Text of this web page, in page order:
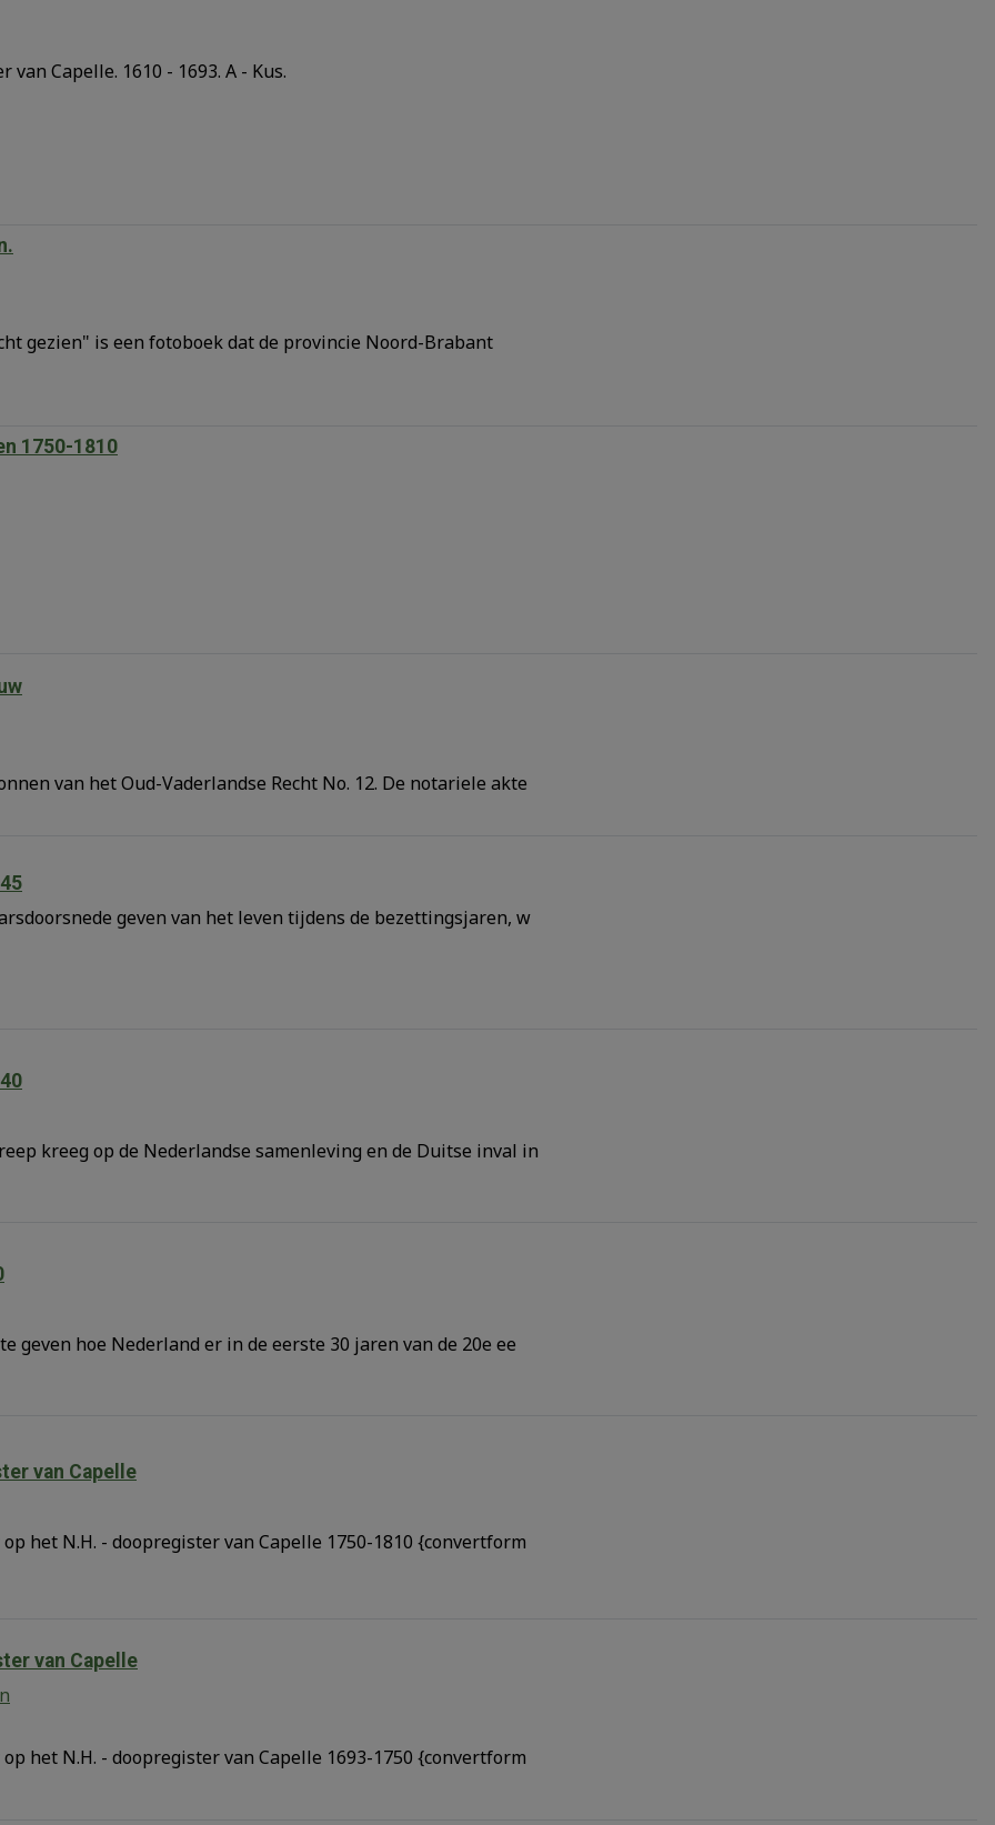
Capelle. 1610 - 1693. A - Kus.
gezien" is een fotoboek dat de provincie Noord-Brabant
1750-1810
van het Oud-Vaderlandse Recht No. 12. De notariele akte
geven van het leven tijdens de bezettingsjaren, w
kreeg op de Nederlandse samenleving en de Duitse inval in
geven hoe Nederland er in de eerste 30 jaren van de 20e ee
van Capelle
het N.H. - doopregister van Capelle 1750-1810 {convertform
van Capelle
het N.H. - doopregister van Capelle 1693-1750 {convertform